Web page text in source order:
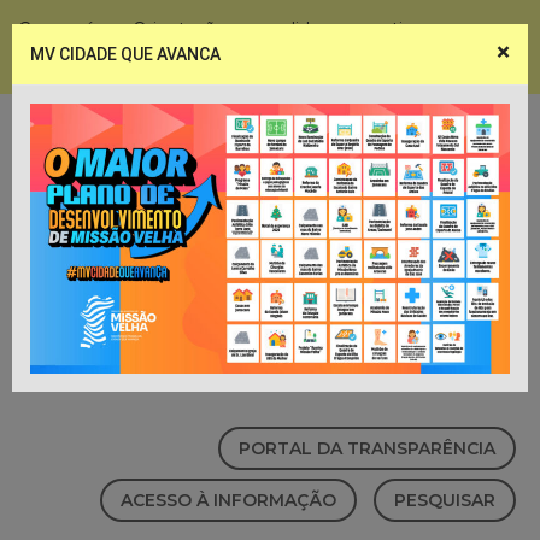
Coronavírus - Orientações e medidas preventivas
PORTAL DA TRANSPARÊNCIA
ACESSO À INFORMAÇÃO PESQUISAR
×
MV CIDADE QUE AVANCA